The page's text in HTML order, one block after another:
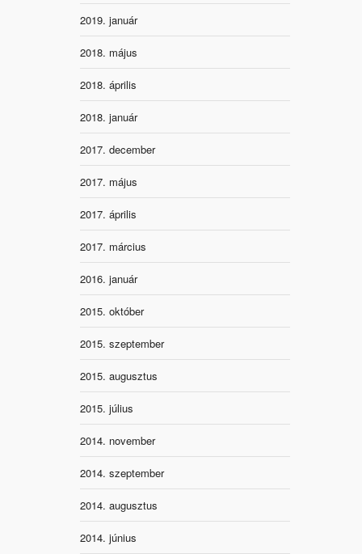
2019. január
2018. május
2018. április
2018. január
2017. december
2017. május
2017. április
2017. március
2016. január
2015. október
2015. szeptember
2015. augusztus
2015. július
2014. november
2014. szeptember
2014. augusztus
2014. június